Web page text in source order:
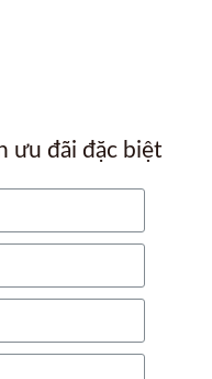
ưu đãi đặc biệt